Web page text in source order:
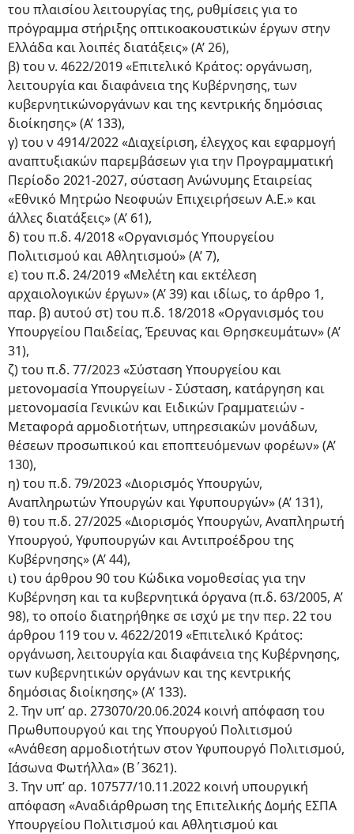
του πλαισίου λειτουργίας της, ρυθμίσεις για το
πρόγραμμα στήριξης οπτικοακουστικών έργων στην
Ελλάδα και λοιπές διατάξεις» (Α’ 26),
β) του ν. 4622/2019 «Επιτελικό Κράτος: οργάνωση,
λειτουργία και διαφάνεια της Κυβέρνησης, των
κυβερνητικώνοργάνων και της κεντρικής δημόσιας
διοίκησης» (Α’ 133),
γ) του ν 4914/2022 «Διαχείριση, έλεγχος και εφαρμογή
αναπτυξιακών παρεμβάσεων για την Προγραμματική
Περίοδο 2021-2027, σύσταση Ανώνυμης Εταιρείας
«Εθνικό Μητρώο Νεοφυών Επιχειρήσεων Α.Ε.» και
άλλες διατάξεις» (Α’ 61),
δ) του π.δ. 4/2018 «Οργανισμός Υπουργείου
Πολιτισμού και Αθλητισμού» (Α’ 7),
ε) του π.δ. 24/2019 «Μελέτη και εκτέλεση
αρχαιολογικών έργων» (Α’ 39) και ιδίως, το άρθρο 1,
παρ. β) αυτού στ) του π.δ. 18/2018 «Οργανισμός του
Υπουργείου Παιδείας, Έρευνας και Θρησκευμάτων» (Α’
31),
ζ) του π.δ. 77/2023 «Σύσταση Υπουργείου και
μετονομασία Υπουργείων - Σύσταση, κατάργηση και
μετονομασία Γενικών και Ειδικών Γραμματειών -
Μεταφορά αρμοδιοτήτων, υπηρεσιακών μονάδων,
θέσεων προσωπικού και εποπτευόμενων φορέων» (Α’
130),
η) του π.δ. 79/2023 «Διορισμός Υπουργών,
Αναπληρωτών Υπουργών και Υφυπουργών» (Α’ 131),
θ) του π.δ. 27/2025 «Διορισμός Υπουργών, Αναπληρωτή
Υπουργού, Υφυπουργών και Αντιπροέδρου της
Κυβέρνησης» (Α’ 44),
ι) του άρθρου 90 του Κώδικα νομοθεσίας για την
Κυβέρνηση και τα κυβερνητικά όργανα (π.δ. 63/2005, Α’
98), το οποίο διατηρήθηκε σε ισχύ με την περ. 22 του
άρθρου 119 του ν. 4622/2019 «Επιτελικό Κράτος:
οργάνωση, λειτουργία και διαφάνεια της Κυβέρνησης,
των κυβερνητικών οργάνων και της κεντρικής
δημόσιας διοίκησης» (Α’ 133).
2. Την υπ’ αρ. 273070/20.06.2024 κοινή απόφαση του
Πρωθυπουργού και της Υπουργού Πολιτισμού
«Ανάθεση αρμοδιοτήτων στον Υφυπουργό Πολιτισμού,
Ιάσωνα Φωτήλλα» (Β΄3621).
3. Την υπ’ αρ. 107577/10.11.2022 κοινή υπουργική
απόφαση «Αναδιάρθρωση της Επιτελικής Δομής ΕΣΠΑ
Υπουργείου Πολιτισμού και Αθλητισμού και